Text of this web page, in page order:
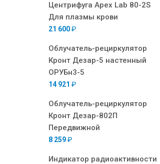
Центрифуга Apex Lab 80-2S
Для плазмы крови
21 600₽
Облучатель-рециркулятор
Кронт Дезар-5 настенный
ОРУБн3-5
14 921 ₽
Облучатель-рециркулятор
Кронт Дезар-802П
Передвижной
8 259₽
Индикатор радиоактивности